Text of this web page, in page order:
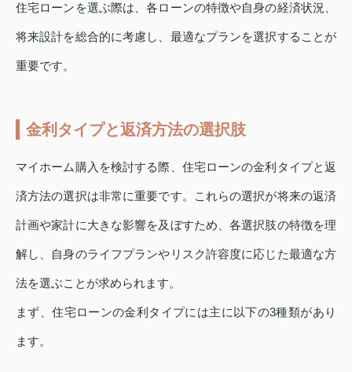
住宅ローンを選ぶ際は、各ローンの特徴や自身の経済状況、
将来設計を総合的に考慮し、最適なプランを選択することが
重要です。
金利タイプと返済方法の選択肢
マイホーム購入を検討する際、住宅ローンの金利タイプと返
済方法の選択は非常に重要です。これらの選択が将来の返済
計画や家計に大きな影響を及ぼすため、各選択肢の特徴を理
解し、自身のライフプランやリスク許容度に応じた最適な方
法を選ぶことが求められます。
まず、住宅ローンの金利タイプには主に以下の3種類があり
ます。